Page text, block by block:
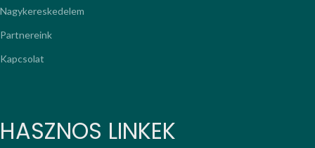
Nagykereskedelem
Partnereink
Kapcsolat
HASZNOS LINKEK